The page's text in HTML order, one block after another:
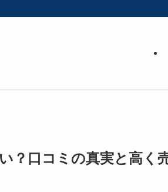
？口コミの真実と高く